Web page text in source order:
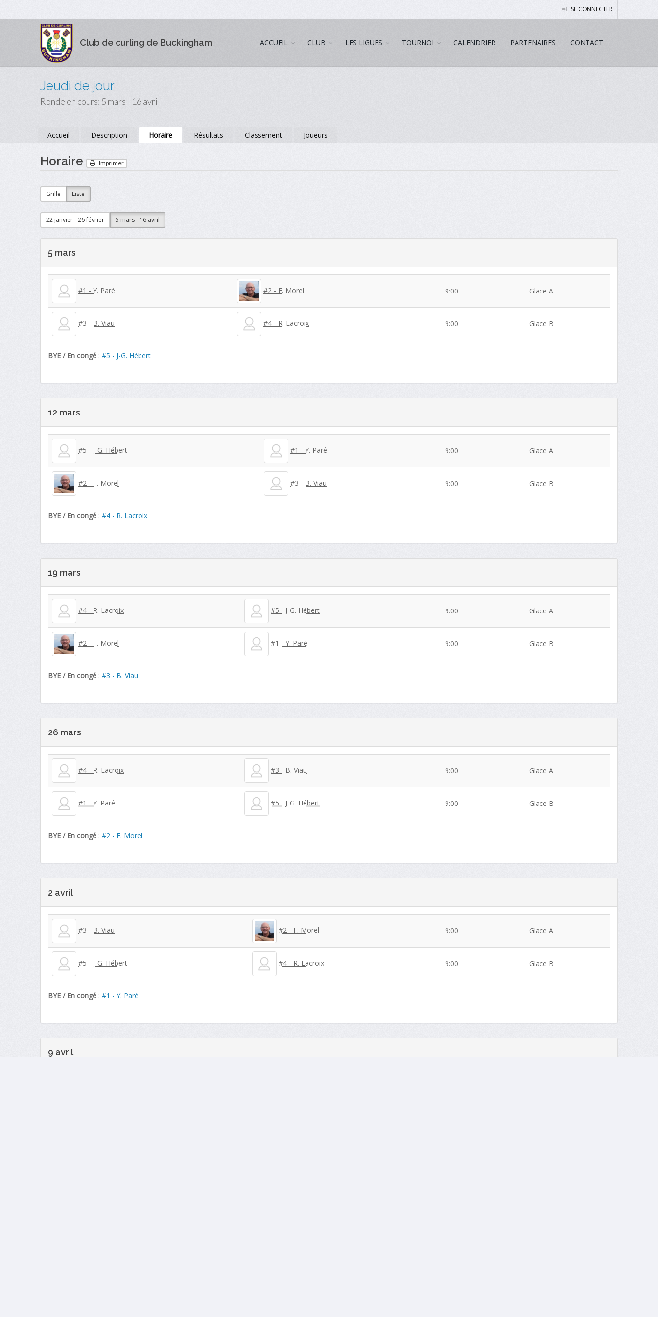
SE CONNECTER
Club de curling de Buckingham ACCUEIL CLUB LES LIGUES TOURNOI CALENDRIER PARTENAIRES CONTACT
Jeudi de jour
Ronde en cours: 5 mars - 16 avril
Accueil Description Horaire Résultats Classement Joueurs
Horaire Imprimer
Grille Liste
22 janvier - 26 février 5 mars - 16 avril
5 mars
#1 - Y. Paré #2 - F. Morel 9:00 Glace A
#3 - B. Viau #4 - R. Lacroix 9:00 Glace B
BYE / En congé :#5 - J-G. Hébert
12 mars
#5 - J-G. Hébert #1 - Y. Paré 9:00 Glace A
#2 - F. Morel #3 - B. Viau 9:00 Glace B
BYE / En congé :#4 - R. Lacroix
19 mars
#4 - R. Lacroix #5 - J-G. Hébert 9:00 Glace A
#2 - F. Morel #1 - Y. Paré 9:00 Glace B
BYE / En congé :#3 - B. Viau
26 mars
#4 - R. Lacroix #3 - B. Viau 9:00 Glace A
#1 - Y. Paré #5 - J-G. Hébert 9:00 Glace B
BYE / En congé :#2 - F. Morel
2 avril
#3 - B. Viau #2 - F. Morel 9:00 Glace A
#5 - J-G. Hébert #4 - R. Lacroix 9:00 Glace B
BYE / En congé :#1 - Y. Paré
9 avril